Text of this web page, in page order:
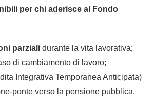
per chi aderisce al Fondo
parziali durante la vita lavorativa;
di cambiamento di lavoro;
Integrativa Temporanea Anticipata)
ponte verso la pensione pubblica.